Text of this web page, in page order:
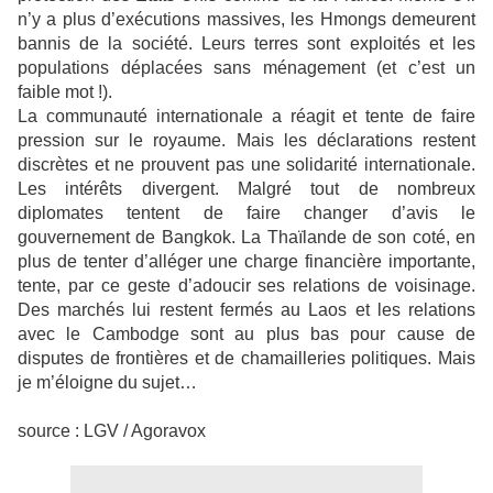
n’y a plus d’exécutions massives, les Hmongs demeurent
bannis de la société. Leurs terres sont exploités et les
populations déplacées sans ménagement (et c’est un
faible mot !).
La communauté internationale a réagit et tente de faire
pression sur le royaume. Mais les déclarations restent
discrètes et ne prouvent pas une solidarité internationale.
Les intérêts divergent. Malgré tout de nombreux
diplomates tentent de faire changer d’avis le
gouvernement de Bangkok. La Thaïlande de son coté, en
plus de tenter d’alléger une charge financière importante,
tente, par ce geste d’adoucir ses relations de voisinage.
Des marchés lui restent fermés au Laos et les relations
avec le Cambodge sont au plus bas pour cause de
disputes de frontières et de chamailleries politiques. Mais
je m’éloigne du sujet…
source : LGV / Agoravox